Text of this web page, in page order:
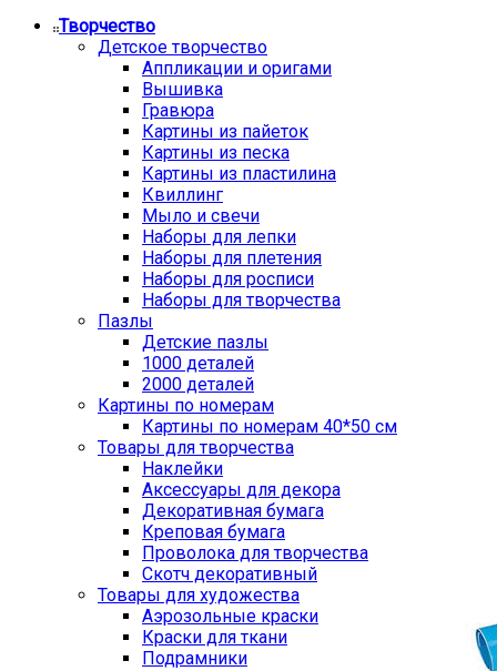
Творчество
Детское творчество
Аппликации и оригами
Вышивка
Гравюра
Картины из пайеток
Картины из песка
Картины из пластилина
Квиллинг
Мыло и свечи
Наборы для лепки
Наборы для плетения
Наборы для росписи
Наборы для творчества
Пазлы
Детские пазлы
1000 деталей
2000 деталей
Картины по номерам
Картины по номерам 40*50 см
Товары для творчества
Наклейки
Аксессуары для декора
Декоративная бумага
Креповая бумага
Проволока для творчества
Скотч декоративный
Товары для художества
Аэрозольные краски
Краски для ткани
Подрамники